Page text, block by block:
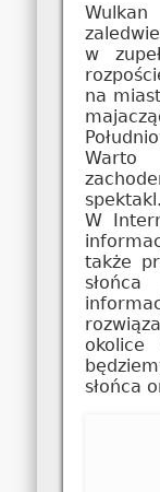
w
na
spektakl.
W
także
okolice
słońca